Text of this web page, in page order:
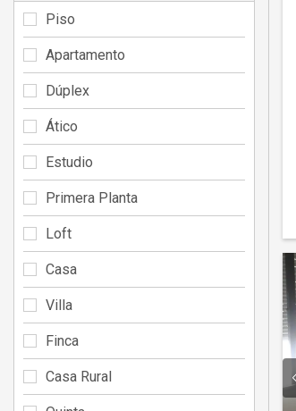
Piso
Apartamento
Dúplex
Ático
Estudio
Primera Planta
Loft
Casa
Villa
Finca
Casa Rural